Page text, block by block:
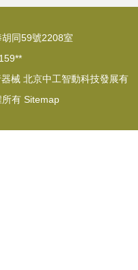
同59號2208室
械 北京中工智動科技發展有
所有 Sitemap